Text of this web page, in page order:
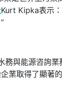
Kurt Kipka表示
務與能源咨詢
業取得了顯著